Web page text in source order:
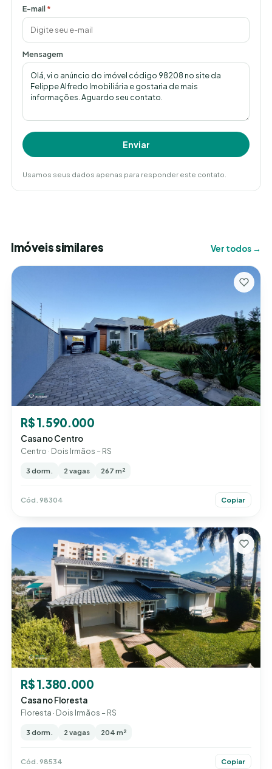
E-mail*
Mensagem
Enviar
Usamos seus dados apenas para responder este contato.
Imóveis similares Ver todos →
R$ 1.590.000
Casa no Centro
Centro · Dois Irmãos – RS
3 dorm. 2 vagas 267 m²
Cód. 98304 Copiar
R$ 1.380.000
Casa no Floresta
Floresta · Dois Irmãos – RS
3 dorm. 2 vagas 204 m²
Cód. 98534 Copiar